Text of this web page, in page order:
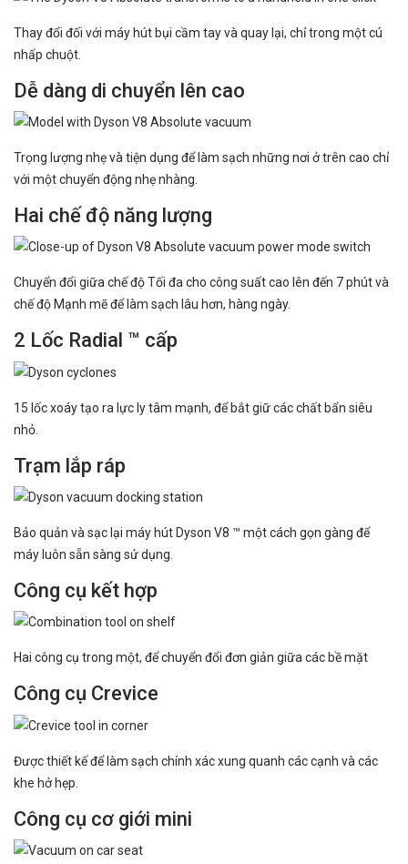
Thay đổi đối với máy hút bụi cầm tay và quay lại, chỉ trong một cú
nhấp chuột.
Dễ dàng di chuyển lên cao
Trọng lượng nhẹ và tiện dụng để làm sạch những nơi ở trên cao chỉ
với một chuyển động nhẹ nhàng.
Hai chế độ năng lượng
Chuyển đổi giữa chế độ Tối đa cho công suất cao lên đến 7 phút và
chế độ Mạnh mẽ để làm sạch lâu hơn, hàng ngày.
2 Lốc Radial ™ cấp
15 lốc xoáy tạo ra lực ly tâm mạnh, để bắt giữ các chất bẩn siêu
nhỏ.
Trạm lắp ráp
Bảo quản và sạc lại máy hút Dyson V8 ™ một cách gọn gàng để
máy luôn sẵn sàng sử dụng.
Công cụ kết hợp
Hai công cụ trong một, để chuyển đổi đơn giản giữa các bề mặt
Công cụ Crevice
Được thiết kế để làm sạch chính xác xung quanh các cạnh và các
khe hở hẹp.
Công cụ cơ giới mini